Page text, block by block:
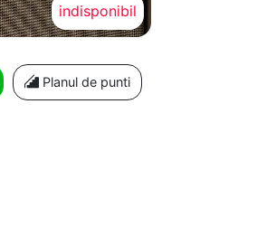
indisponibil
Planul de punti